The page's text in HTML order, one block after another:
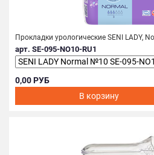
Прокладки урологические SENI LADY,
арт. SE-095-NO10-RU1
0,00 РУБ
В корзину